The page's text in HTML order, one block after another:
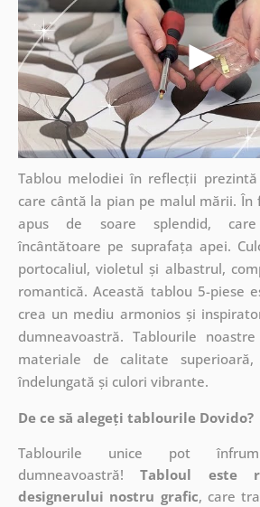
Tablou melodiei în reflecții
care cântă la pian pe malul mării. În
apus de soare splendid,
încântătoare pe suprafața apei.
portocaliul, violetul și albastrul,
romantică. Această tablou 5-piese
crea un mediu armonios și
dumneavoastră. Tablourile
materiale de calitate
îndelungată și culori vibrante.
De ce să alegeți tablourile Dovido?
Tablourile unice pot
dumneavoastră!Tabloul este
designerului nostru grafic, care